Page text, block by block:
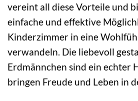
vereint all diese Vorteile und
einfache und effektive
Kinderzimmer in eine
verwandeln. Die liebevoll
Erdmännchen sind ein echter
bringen Freude und Leben in